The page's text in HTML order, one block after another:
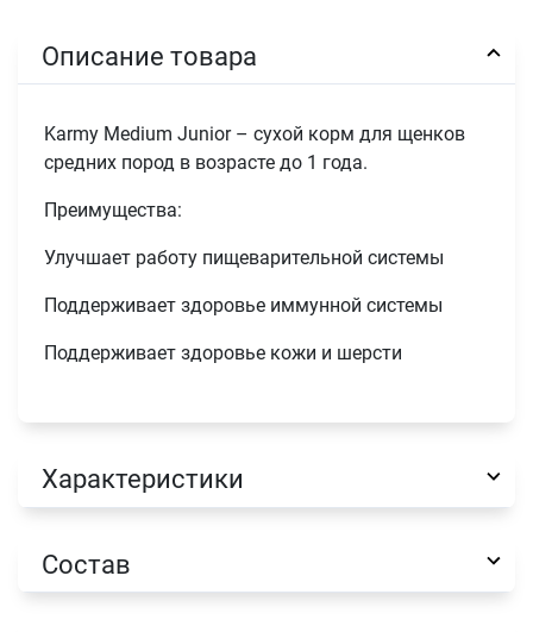
Описание товара
Karmy Medium Junior – сухой корм для щенков
средних пород в возрасте до 1 года.
Преимущества:
Улучшает работу пищеварительной системы
Поддерживает здоровье иммунной системы
Поддерживает здоровье кожи и шерсти
Характеристики
Состав